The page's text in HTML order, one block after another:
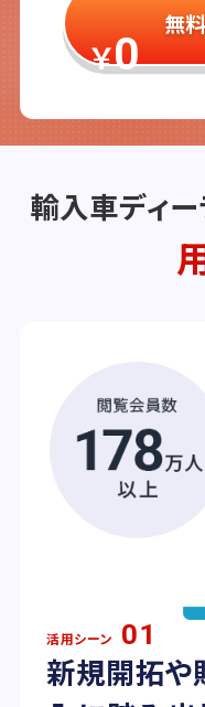
￥0
無
輸入車ディ
活用シーン 01
新規開拓や